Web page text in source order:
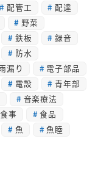
配管工
配達
野菜
鉄板
録音
防水
漏り
電子部品
電設
青年部
音楽療法
食事
食品
魚
魚睦